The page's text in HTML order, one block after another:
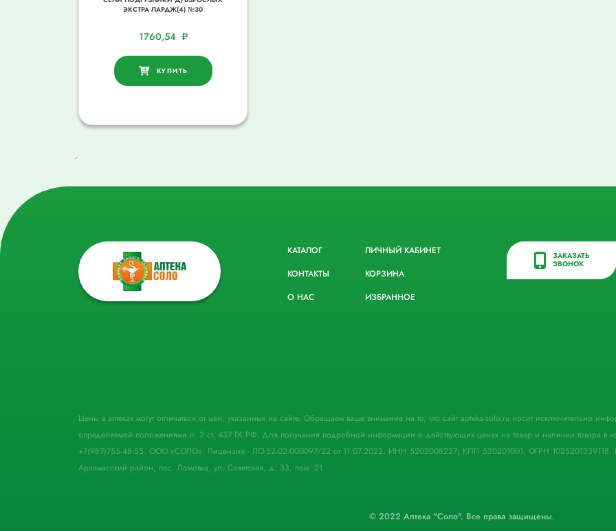
ЭКСТРА ЛАРДЖ(4) №30
1760,54 ₽
КУПИТЬ
КАТАЛОГ
КОНТАКТЫ
О НАС
ЛИЧНЫЙ КАБИНЕТ
КОРЗИНА
ИЗБРАННОЕ
ЗАКАЗАТЬ
ЗВОНОК
Цены в аптеках могут отличаться от цен, указанных на сайте. Обращаем ваше внимание на то, что сайт apteka-solo.ru носит исключительно
определяемой положениями п. 2 ст. 437 ГК РФ. Для получения подробной информации о действующих ценах на товар и наличии товара в
+7(987)755-48-55. ООО «СОЛО». Лицензия - ЛО-52-02-000097/22 от 11.07.2022. ИНН 5202008227; КПП 520201001; ОГРН 1025201339118.
Арзамасский район, пос. Ломовка, ул. Советская, д. 33, пом. 21.
© 2022 Аптека "Соло". Все права защищены.